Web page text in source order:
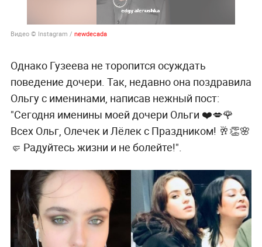
Видео © Instagram / newdecada
Однако Гузеева не торопится осуждать
поведение дочери. Так, недавно она поздравила
Ольгу с именинами, написав нежный пост:
"Сегодня именины моей дочери Ольги ❤️💋🌹
Всех Ольг, Олечек и Лёлек с Праздником! 🥂👏🌸
🤛 Радуйтесь жизни и не болейте!".